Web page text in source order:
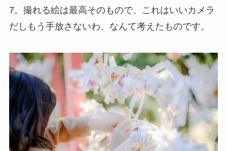
7。撮れる絵は最高そのもので、これはいいカメラ
だしもう手放さないわ、なんて考えたものです。